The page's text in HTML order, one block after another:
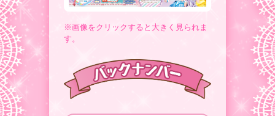
※画像をクリックすると大きく見られま
す。